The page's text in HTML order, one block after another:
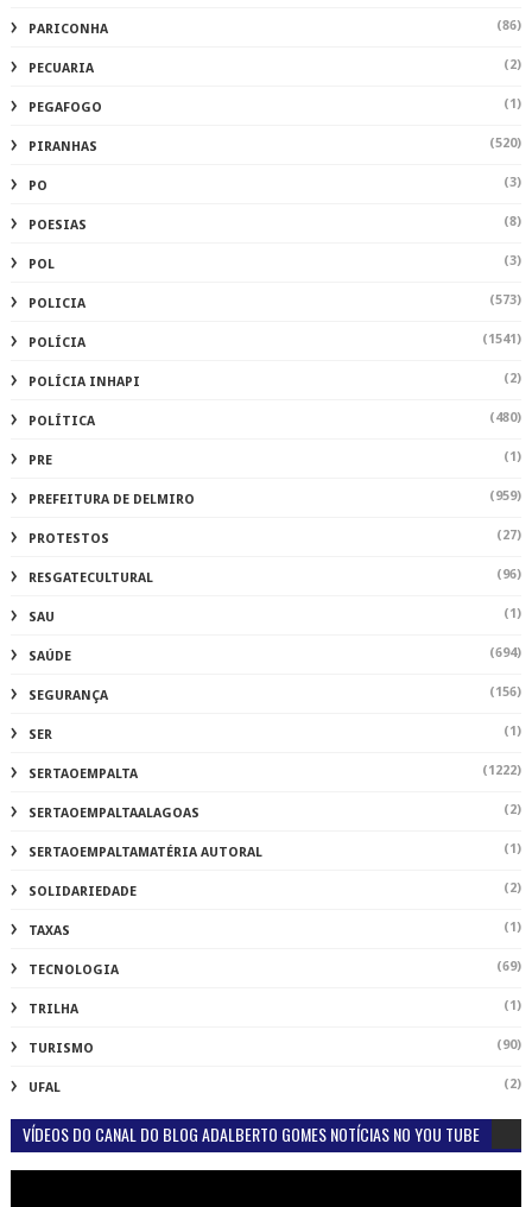
PARICONHA (86)
PECUARIA (2)
PEGAFOGO (1)
PIRANHAS (520)
PO (3)
POESIAS (8)
POL (3)
POLICIA (573)
POLÍCIA (1541)
POLÍCIA INHAPI (2)
POLÍTICA (480)
PRE (1)
PREFEITURA DE DELMIRO (959)
PROTESTOS (27)
RESGATECULTURAL (96)
SAU (1)
SAÚDE (694)
SEGURANÇA (156)
SER (1)
SERTAOEMPALTA (1222)
SERTAOEMPALTAALAGOAS (2)
SERTAOEMPALTAMATÉRIA AUTORAL (1)
SOLIDARIEDADE (2)
TAXAS (1)
TECNOLOGIA (69)
TRILHA (1)
TURISMO (90)
UFAL (2)
VÍDEOS DO CANAL DO BLOG ADALBERTO GOMES NOTÍCIAS NO YOU TUBE